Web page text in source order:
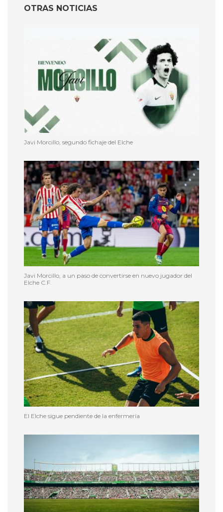
OTRAS NOTICIAS
Javi Morcillo, segundo fichaje del Elche
Javi Morcillo, a un paso de convertirse en nuevo jugador del
Elche C.F.
El Elche sigue pendiente de la enfermería